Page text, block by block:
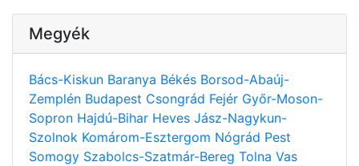
Megyék
Bács-Kiskun Baranya Békés Borsod-Abaúj-
Zemplén Budapest Csongrád Fejér Győr-Moson-
Sopron Hajdú-Bihar Heves Jász-Nagykun-
Szolnok Komárom-Esztergom Nógrád Pest
Somogy Szabolcs-Szatmár-Bereg Tolna Vas